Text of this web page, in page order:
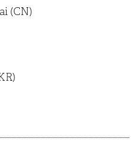
(CN)